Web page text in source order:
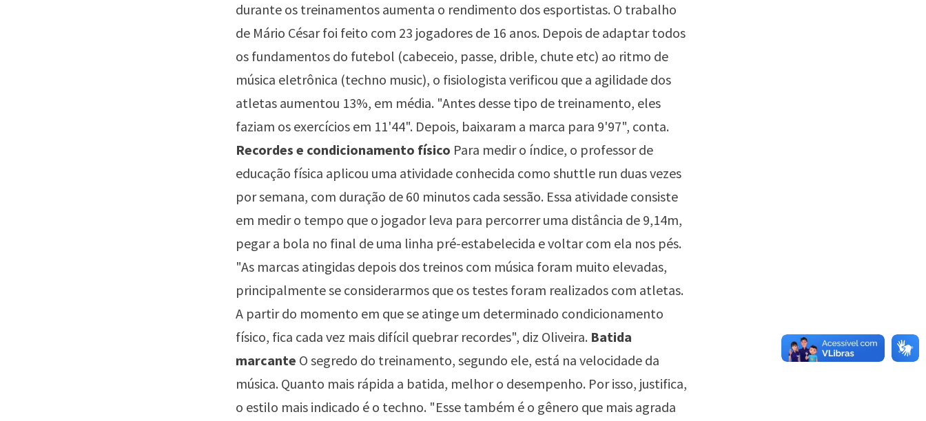
durante os treinamentos aumenta o rendimento dos esportistas. O trabalho
de Mário César foi feito com 23 jogadores de 16 anos. Depois de adaptar todos
os fundamentos do futebol (cabeceio, passe, drible, chute etc) ao ritmo de
música eletrônica (techno music), o fisiologista verificou que a agilidade dos
atletas aumentou 13%, em média. "Antes desse tipo de treinamento, eles
faziam os exercícios em 11'44". Depois, baixaram a marca para 9'97", conta.
Recordes e condicionamento físico Para medir o índice, o professor de
educação física aplicou uma atividade conhecida como shuttle run duas vezes
por semana, com duração de 60 minutos cada sessão. Essa atividade consiste
em medir o tempo que o jogador leva para percorrer uma distância de 9,14m,
pegar a bola no final de uma linha pré-estabelecida e voltar com ela nos pés.
"As marcas atingidas depois dos treinos com música foram muito elevadas,
principalmente se considerarmos que os testes foram realizados com atletas.
A partir do momento em que se atinge um determinado condicionamento
físico, fica cada vez mais difícil quebrar recordes", diz Oliveira. Batida
marcante O segredo do treinamento, segundo ele, está na velocidade da
música. Quanto mais rápida a batida, melhor o desempenho. Por isso, justifica,
o estilo mais indicado é o techno. "Esse também é o gênero que mais agrada